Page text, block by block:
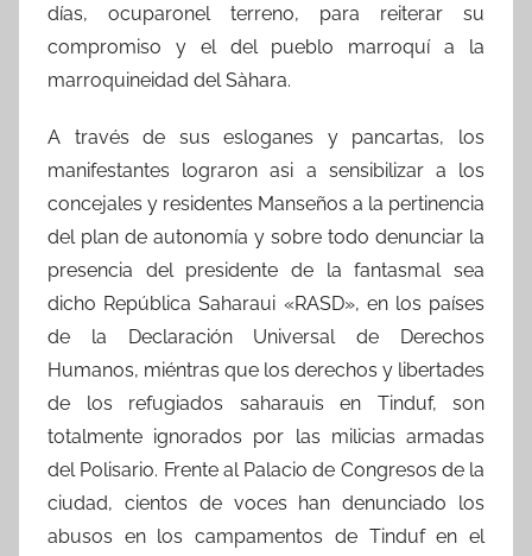
días, ocuparonel terreno, para reiterar su
compromiso y el del pueblo marroquí a la
marroquineidad del Sàhara.
A través de sus esloganes y pancartas, los
manifestantes lograron asi a sensibilizar a los
concejales y residentes Manseños a la pertinencia
del plan de autonomía y sobre todo denunciar la
presencia del presidente de la fantasmal sea
dicho República Saharaui «RASD», en los países
de la Declaración Universal de Derechos
Humanos, miéntras que los derechos y libertades
de los refugiados saharauis en Tinduf, son
totalmente ignorados por las milicias armadas
del Polisario. Frente al Palacio de Congresos de la
ciudad, cientos de voces han denunciado los
abusos en los campamentos de Tinduf en el